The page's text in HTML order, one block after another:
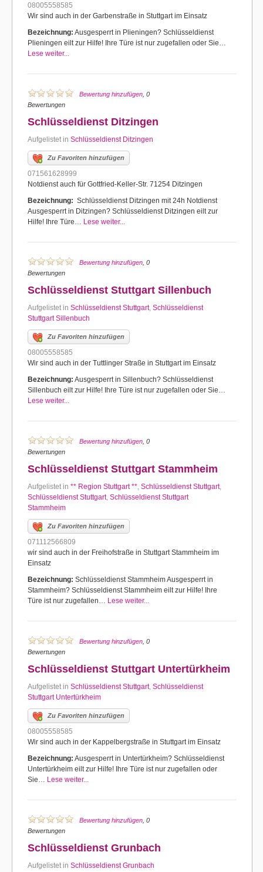
08005558585
Wir sind auch in der Garbenstraße in Stuttgart im Einsatz
Bezeichnung: Ausgesperrt in Plieningen? Schlüsseldienst
Plieningen eilt zur Hilfe! Ihre Türe ist nur zugefallen oder Sie…
Lese weiter...
Bewertung hinzufügen , 0
Bewertungen
Schlüsseldienst Ditzingen
Aufgelistet in Schlüsseldienst Ditzingen
Zu Favoriten hinzufügen
071561628999
Notdienst auch für Gottfried-Keller-Str. 71254 Ditzingen
Bezeichnung: Schlüsseldienst Ditzingen mit 24h Notdienst
Ausgesperrt in Ditzingen? Schlüsseldienst Ditzingen eilt zur
Hilfe! Ihre Türe… Lese weiter...
Bewertung hinzufügen , 0
Bewertungen
Schlüsseldienst Stuttgart Sillenbuch
Aufgelistet in Schlüsseldienst Stuttgart, Schlüsseldienst
Stuttgart Sillenbuch
Zu Favoriten hinzufügen
08005558585
Wir sind auch in der Tuttlinger Straße in Stuttgart im Einsatz
Bezeichnung: Ausgesperrt in Sillenbuch? Schlüsseldienst
Sillenbuch eilt zur Hilfe! Ihre Türe ist nur zugefallen oder Sie…
Lese weiter...
Bewertung hinzufügen , 0
Bewertungen
Schlüsseldienst Stuttgart Stammheim
Aufgelistet in ** Region Stuttgart **, Schlüsseldienst Stuttgart,
Schlüsseldienst Stuttgart, Schlüsseldienst Stuttgart
Stammheim
Zu Favoriten hinzufügen
071112566809
wir sind auch in der Freihofstraße in Stuttgart Stammheim im
Einsatz
Bezeichnung: Schlüsseldienst Stammheim Ausgesperrt in
Stammheim? Schlüsseldienst Stammheim eilt zur Hilfe! Ihre
Türe ist nur zugefallen… Lese weiter...
Bewertung hinzufügen , 0
Bewertungen
Schlüsseldienst Stuttgart Untertürkheim
Aufgelistet in Schlüsseldienst Stuttgart, Schlüsseldienst
Stuttgart Untertürkheim
Zu Favoriten hinzufügen
08005558585
Wir sind auch in der Kappelbergstraße in Stuttgart im Einsatz
Bezeichnung: Ausgesperrt in Untertürkheim? Schlüsseldienst
Untertürkheim eilt zur Hilfe! Ihre Türe ist nur zugefallen oder
Sie… Lese weiter...
Bewertung hinzufügen , 0
Bewertungen
Schlüsseldienst Grunbach
Aufgelistet in Schlüsseldienst Grunbach